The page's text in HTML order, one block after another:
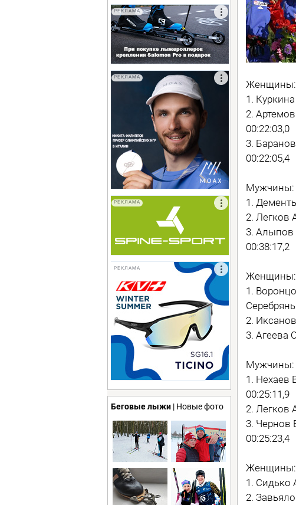
РЕКЛАМА
РЕКЛАМА
РЕКЛАМА
РЕКЛАМА
Беговые лыжи | Новые фото
Женщины:
1.
2.
00:22:03,0
3.
00:22:05,4
Мужчины:
1.
2. Легков
3. Алыпов
00:38:17,2
Женщины:
1.
2.
3. Агеева
Мужчины:
1. Нехаев
00:25:11,9
2. Легков
3. Чернов
00:25:23,4
Женщины:
1. Сидько
2.